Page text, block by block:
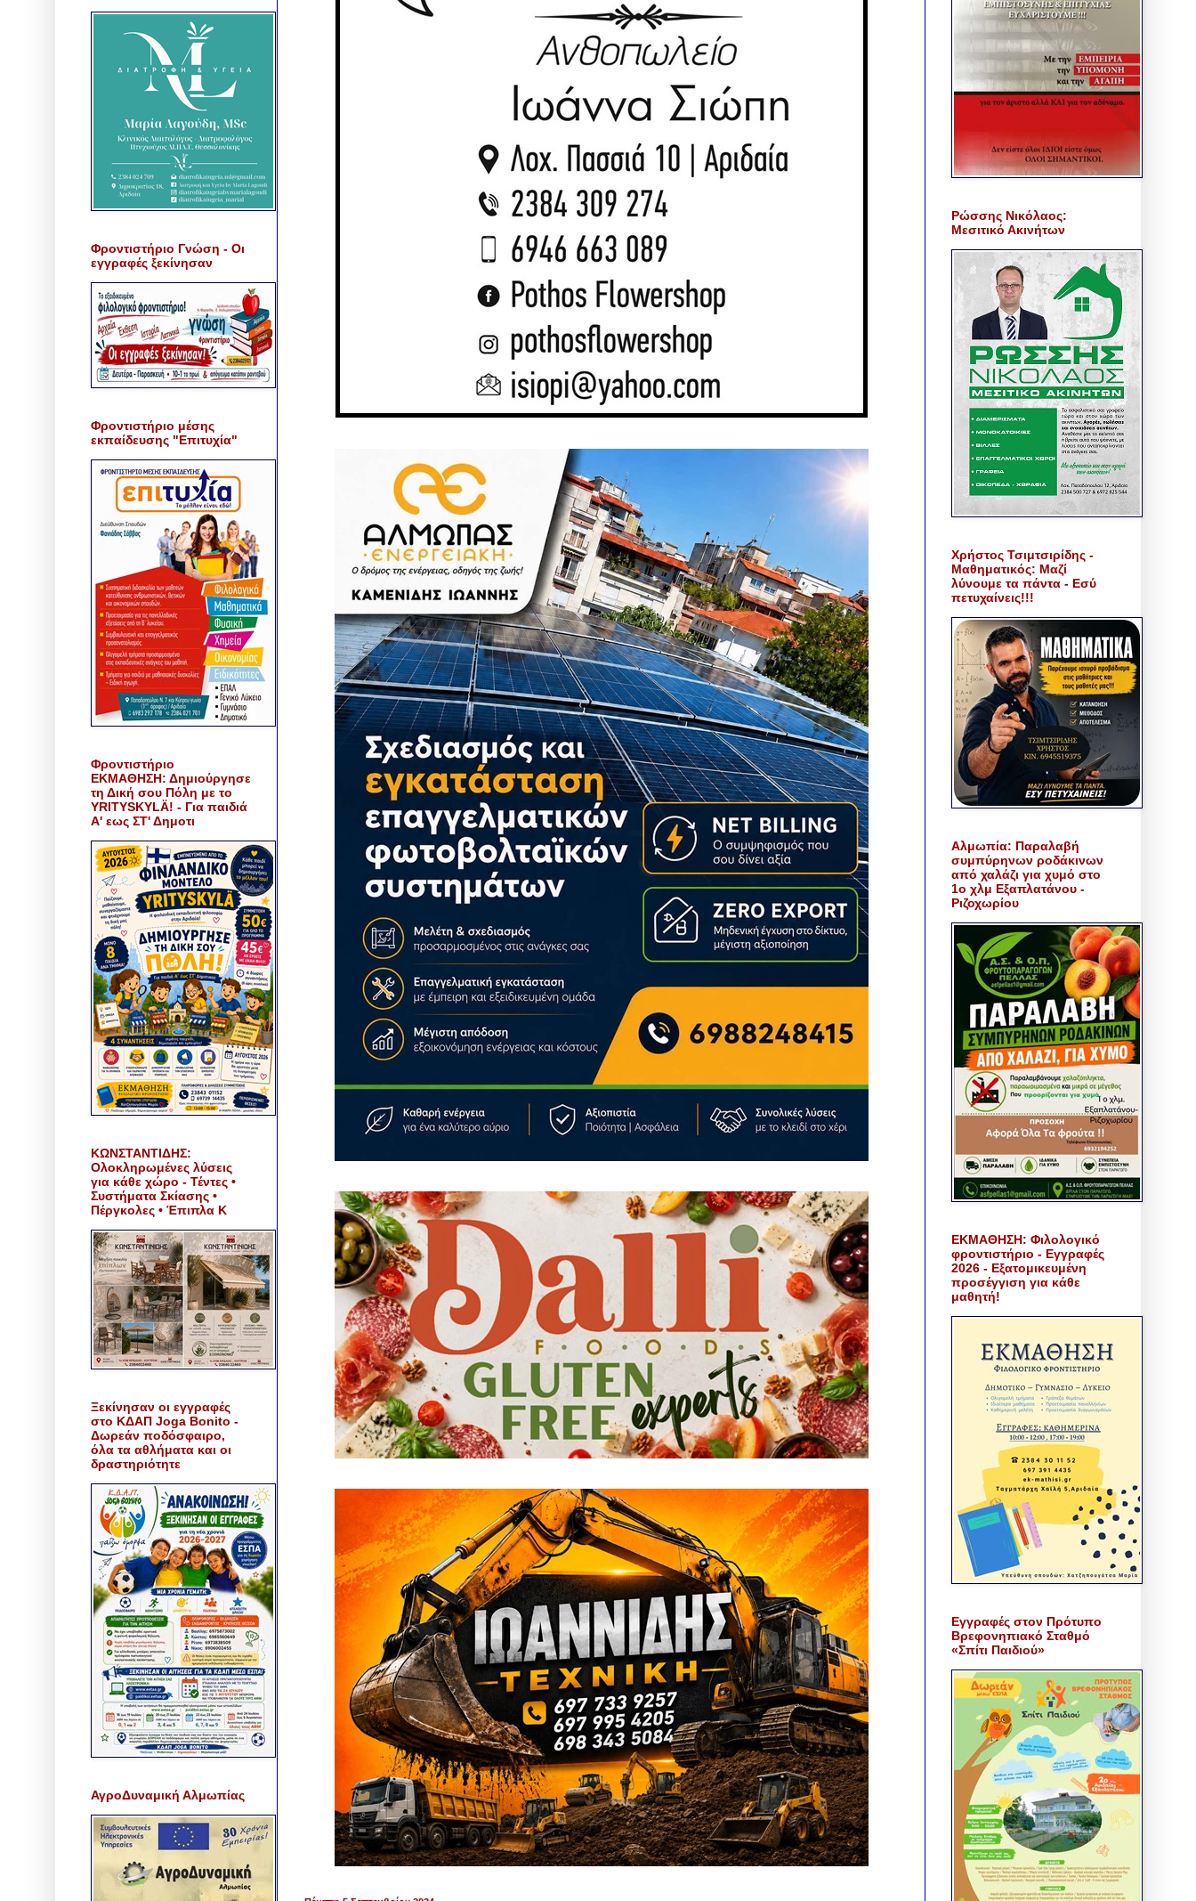
Φροντιστήριο Γνώση - Οι
εγγραφές ξεκίνησαν
Φροντιστήριο μέσης
εκπαίδευσης "Επιτυχία"
Φροντιστήριο
ΕΚΜΑΘΗΣΗ: Δημιούργησε
τη Δική σου Πόλη με το
YRITYSKYLÄ! - Για παιδιά
Α' εως ΣΤ' Δημοτι
ΚΩΝΣΤΑΝΤΙΔΗΣ:
Ολοκληρωμένες λύσεις
για κάθε χώρο - Τέντες •
Συστήματα Σκίασης •
Πέργκολες • Έπιπλα Κ
Ξεκίνησαν οι εγγραφές
στο ΚΔΑΠ Joga Bonito -
Δωρεάν ποδόσφαιρο,
όλα τα αθλήματα και οι
δραστηριότητε
ΑγροΔυναμική Αλμωπίας
Ρώσσης Νικόλαος:
Μεσιτικό Ακινήτων
Χρήστος Τσιμτσιρίδης -
Μαθηματικός: Μαζί
λύνουμε τα πάντα - Εσύ
πετυχαίνεις!!!
Αλμωπία: Παραλαβή
συμπύρηνων ροδάκινων
από χαλάζι για χυμό στο
1ο χλμ Εξαπλατάνου -
Ριζοχωρίου
ΕΚΜΑΘΗΣΗ: Φιλολογικό
φροντιστήριο - Εγγραφές
2026 - Εξατομικευμένη
προσέγγιση για κάθε
μαθητή!
Εγγραφές στον Πρότυπο
Βρεφονηπιακό Σταθμό
«Σπίτι Παιδιού»